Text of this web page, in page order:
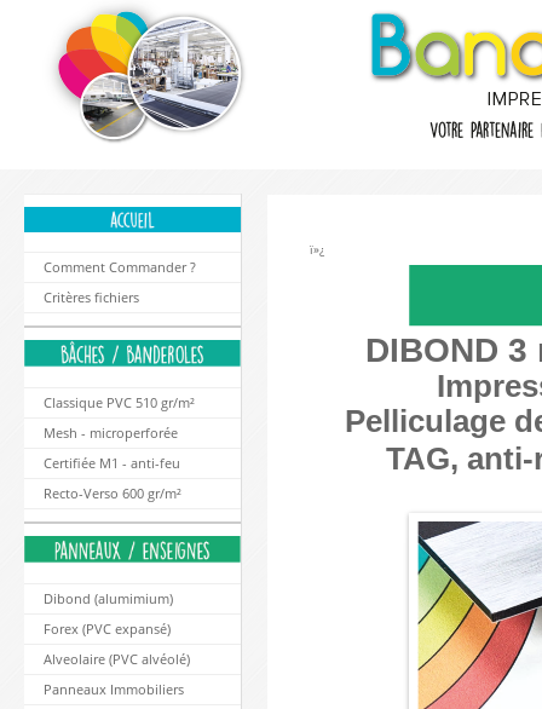
Comment Commander ?
Critères fichiers
Classique PVC 510 gr/m²
Mesh - microperforée
Certifiée M1 - anti-feu
Recto-Verso 600 gr/m²
Dibond (alumimium)
Forex (PVC expansé)
Alveolaire (PVC alvéolé)
Panneaux Immobiliers
ï»¿
DIBOND
Pelliculage
TAG,